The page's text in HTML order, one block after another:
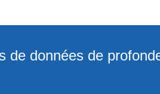
de données de